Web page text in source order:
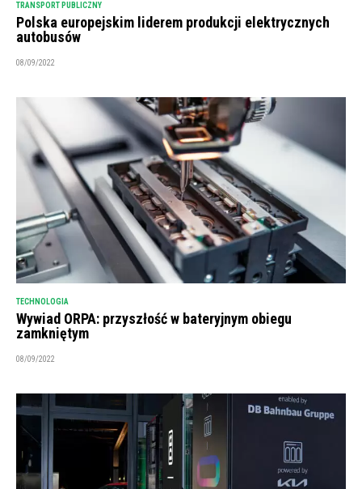
TRANSPORT PUBLICZNY
Polska europejskim liderem produkcji elektrycznych
autobusów
08/09/2022
TECHNOLOGIA
Wywiad ORPA: przyszłość w bateryjnym obiegu
zamkniętym
08/09/2022